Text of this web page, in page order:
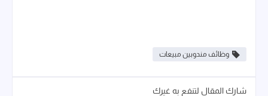
وظائف مندوبين مبيعات
شارك المقال لتنفع به غيرك